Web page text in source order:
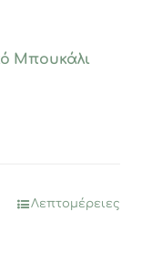
Μπουκάλι
Λεπτομέρειες